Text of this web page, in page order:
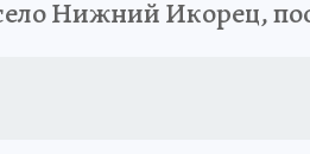
Нижний Икорец,